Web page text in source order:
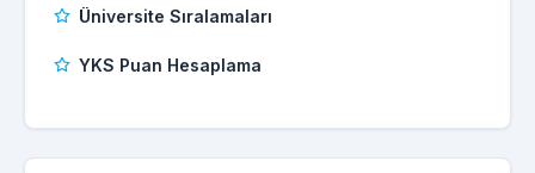
Üniversite Sıralamaları
YKS Puan Hesaplama